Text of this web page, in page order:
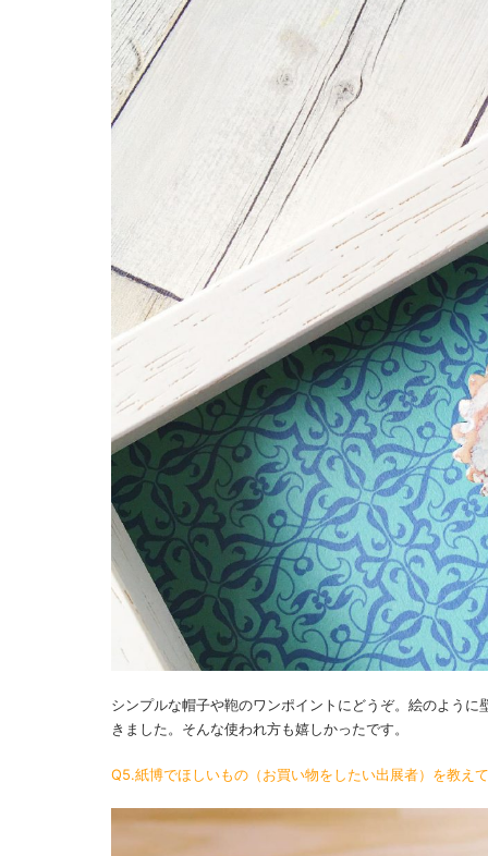
シンプルな帽子や鞄のワンポイントにどうぞ。絵のよう
きました。そんな使われ方も嬉しかったです。
Q5.紙博でほしいもの（お買い物をしたい出展者）を教え